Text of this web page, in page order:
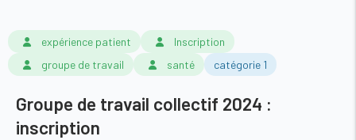
expérience patient
Inscription
groupe de travail
santé catégorie 1
Groupe de travail collectif 2024 :
inscription